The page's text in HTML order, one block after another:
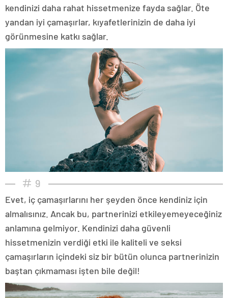
kendinizi daha rahat hissetmenize fayda sağlar. Öte
yandan iyi çamaşırlar, kıyafetlerinizin de daha iyi
görünmesine katkı sağlar.
9
Evet, iç çamaşırlarını her şeyden önce kendiniz için
almalısınız. Ancak bu, partnerinizi etkileyemeyeceğiniz
anlamına gelmiyor. Kendinizi daha güvenli
hissetmenizin verdiği etki ile kaliteli ve seksi
çamaşırların içindeki siz bir bütün olunca partnerinizin
baştan çıkmaması işten bile değil!